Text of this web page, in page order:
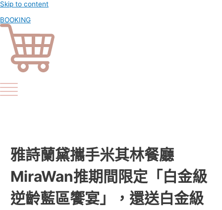
Skip to content
BOOKING
雅詩蘭黛攜手米其林餐廳
MiraWan推期間限定「白金級
逆齡藍區饗宴」，還送白金級